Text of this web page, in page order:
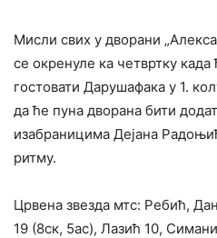
Мисли свих у дворани
се окренуле ка четвртку
гостовати Дарушафака у 1.
да ће пуна дворана бити
изабраницима Дејана
ритму.
Црвена звезда мтс: Ребић,
19 (8ск, 5ас), Лазић 10,